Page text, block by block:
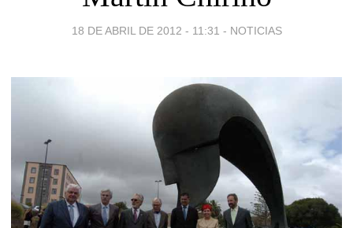
18 DE ABRIL DE 2012 - 11:31 - NOTICIAS